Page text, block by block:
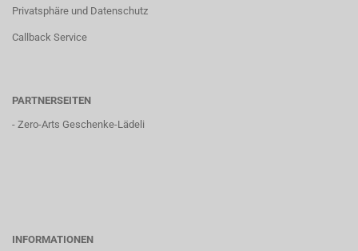
Privatsphäre und Datenschutz
Callback Service
PARTNERSEITEN
- Zero-Arts Geschenke-Lädeli
INFORMATIONEN